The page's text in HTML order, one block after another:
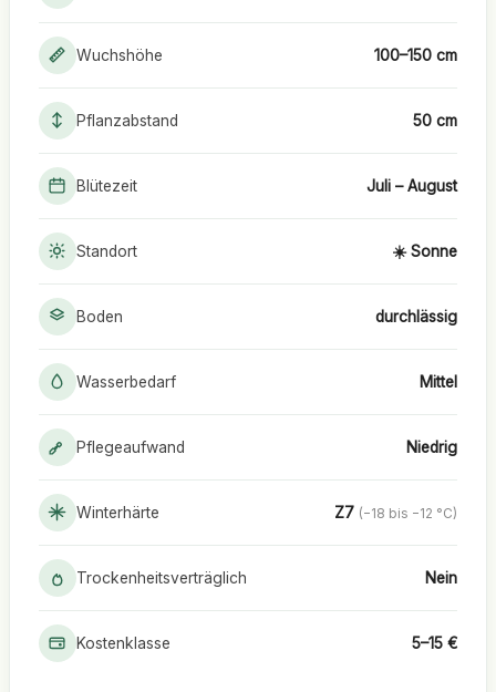
Wuchshöhe 100–150 cm
Pflanzabstand 50 cm
Blütezeit Juli – August
Standort ☀️ Sonne
Boden durchlässig
Wasserbedarf Mittel
Pflegeaufwand Niedrig
Winterhärte Z7 (−18 bis −12 °C)
Trockenheitsverträglich Nein
Kostenklasse 5–15 €